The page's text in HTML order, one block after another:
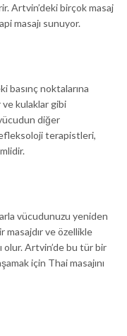
Artvin’deki birçok masaj
masajı sunuyor.
basınç noktalarına
kulaklar gibi
diğer
terapistleri,
vücudunuzu yeniden
masajdır ve özellikle
olur. Artvin’de bu tür bir
için Thai masajını